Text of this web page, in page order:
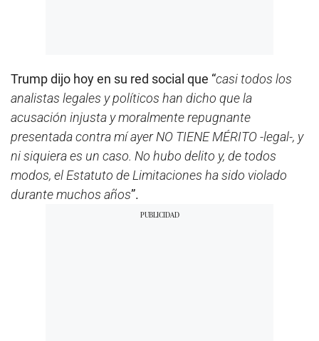
Trump dijo hoy en su red social que “casi todos los
analistas legales y políticos han dicho que la
acusación injusta y moralmente repugnante
presentada contra mí ayer NO TIENE MÉRITO -legal-, y
ni siquiera es un caso. No hubo delito y, de todos
modos, el Estatuto de Limitaciones ha sido violado
durante muchos años”.